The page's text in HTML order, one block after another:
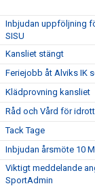
Inbjudan uppföljning
SISU
Kansliet stängt
Feriejobb åt Alviks IK
Klädprovning kansliet
Råd och Vård för
Tack Tage
Inbjudan årsmöte 10
Viktigt meddelande
SportAdmin